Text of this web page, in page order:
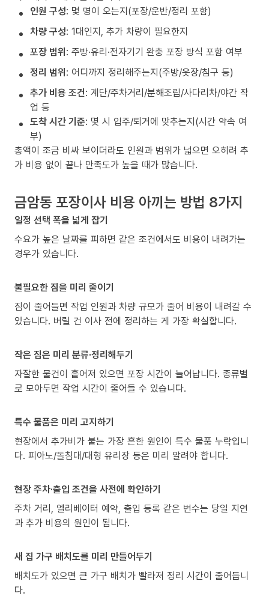
인원 구성: 몇 명이 오는지(포장/운반/정리 포함)
차량 구성: 1대인지, 추가 차량이 필요한지
포장 범위: 주방·유리·전자기기 완충 포장 방식 포함 여부
정리 범위: 어디까지 정리해주는지(주방/옷장/침구 등)
추가 비용 조건: 계단/주차거리/분해조립/사다리차/야간 작
업 등
도착 시간 기준: 몇 시 입주/퇴거에 맞추는지(시간 약속 여
부)
총액이 조금 비싸 보이더라도 인원과 범위가 넓으면 오히려 추
가 비용 없이 끝나 만족도가 높을 때가 많습니다.
금암동 포장이사 비용 아끼는 방법 8가지
일정 선택 폭을 넓게 잡기
수요가 높은 날짜를 피하면 같은 조건에서도 비용이 내려가는
경우가 있습니다.
불필요한 짐을 미리 줄이기
짐이 줄어들면 작업 인원과 차량 규모가 줄어 비용이 내려갈 수
있습니다. 버릴 건 이사 전에 정리하는 게 가장 확실합니다.
작은 짐은 미리 분류·정리해두기
자잘한 물건이 흩어져 있으면 포장 시간이 늘어납니다. 종류별
로 모아두면 작업 시간이 줄어들 수 있습니다.
특수 물품은 미리 고지하기
현장에서 추가비가 붙는 가장 흔한 원인이 특수 물품 누락입니
다. 피아노/돌침대/대형 유리장 등은 미리 알려야 합니다.
현장 주차·출입 조건을 사전에 확인하기
주차 거리, 엘리베이터 예약, 출입 등록 같은 변수는 당일 지연
과 추가 비용의 원인이 됩니다.
새 집 가구 배치도를 미리 만들어두기
배치도가 있으면 큰 가구 배치가 빨라져 정리 시간이 줄어듭니
다.